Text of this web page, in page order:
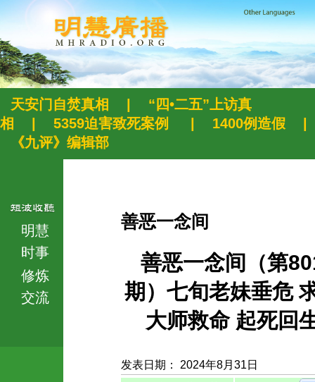
天安门自焚真相
“四•二五”上访真
相
5359迫害致死案例 1400例造假
《九评》编辑部
明慧
时事
修炼
交流
善恶一念间
善恶一念间（第
期）七旬老妹垂危
大师救命 起死回
发表日期： 2024年8月31日